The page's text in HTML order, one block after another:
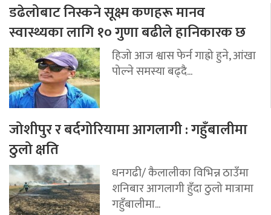
डढेलोबाट निस्कने सूक्ष्म कणहरू मानव
स्वास्थ्यका लागि १० गुणा बढीले हानिकारक छ
हिजो आज श्वास फेर्न गाह्रो हुने, आंखा
पोल्ने समस्या बढ्दै...
जोशीपुर र बर्दगोरियामा आगलागी : गहुँबालीमा
ठुलो क्षति
धनगढी/ कैलालीका विभिन्न ठाउँमा
शनिबार आगलागी हुँदा ठुलो मात्रामा
गहुँबालीमा...